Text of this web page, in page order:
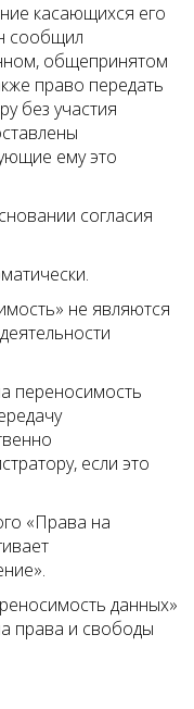
касающихся его
сообщил
общепринятом
право передать
без участия
ему это
согласия
не являются
переносимость
если это
«Права на
данных»
права и свободы